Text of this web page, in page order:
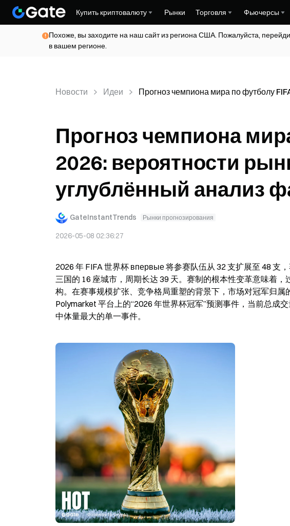
Купить криптовалюту Рынки Торговля Фьючерсы
Похоже, вы заходите на наш сайт из региона США. Пожалуйста,
в вашем регионе.
Новости Идеи Прогноз чемпиона мира по футболу
Прогноз чемпиона
2026: вероятности
углублённый анализ
GateInstantTrends Рынки прогнозирования
2026-05-08 02:36:27
2026 年 FIFA 世界杯 впервые 将参赛队伍从 32 支扩展至 48 支
三国的 16 座城市，周期长达 39 天。赛制的根本性变革意味着
构。在赛事规模扩张、竞争格局重塑的背景下，市场对冠军归
Polymarket 平台上的“2026 年世界杯冠军”预测事件，当前总成
中体量最大的单一事件。